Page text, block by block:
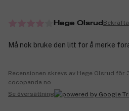
Hege Olsrud
Må nok bruke den litt for å merke
Recensionen skrevs av Hege Olsrud för
cocopanda.no
Se översättning